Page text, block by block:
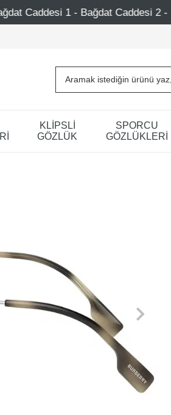
Caddesi 2 - Nişantaşı – Etiler –
KLİPSLİ
GÖZLÜK
SPORCU
GÖZLÜKLERİ